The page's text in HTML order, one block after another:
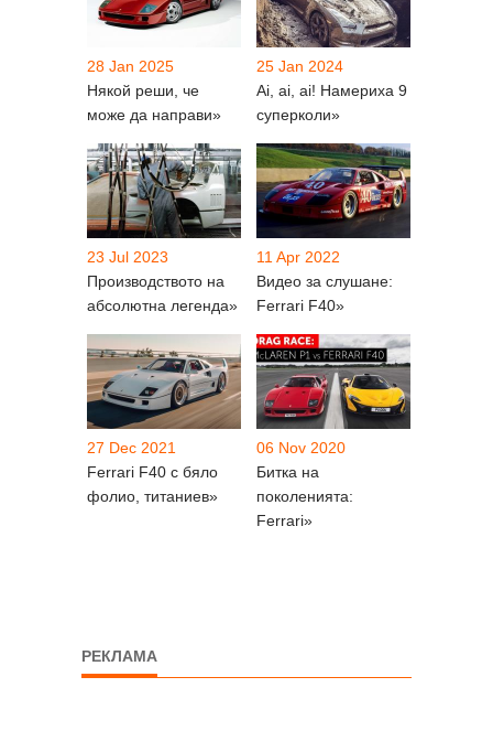
28 Jan 2025
Някой реши, че
може да направи»
25 Jan 2024
Ai, ai, ai! Намериха 9
суперколи»
23 Jul 2023
Производството на
абсолютна легенда»
11 Apr 2022
Видео за слушане:
Ferrari F40»
27 Dec 2021
Ferrari F40 с бяло
фолио, титаниев»
06 Nov 2020
Битка на
поколенията:
Ferrari»
РЕКЛАМА